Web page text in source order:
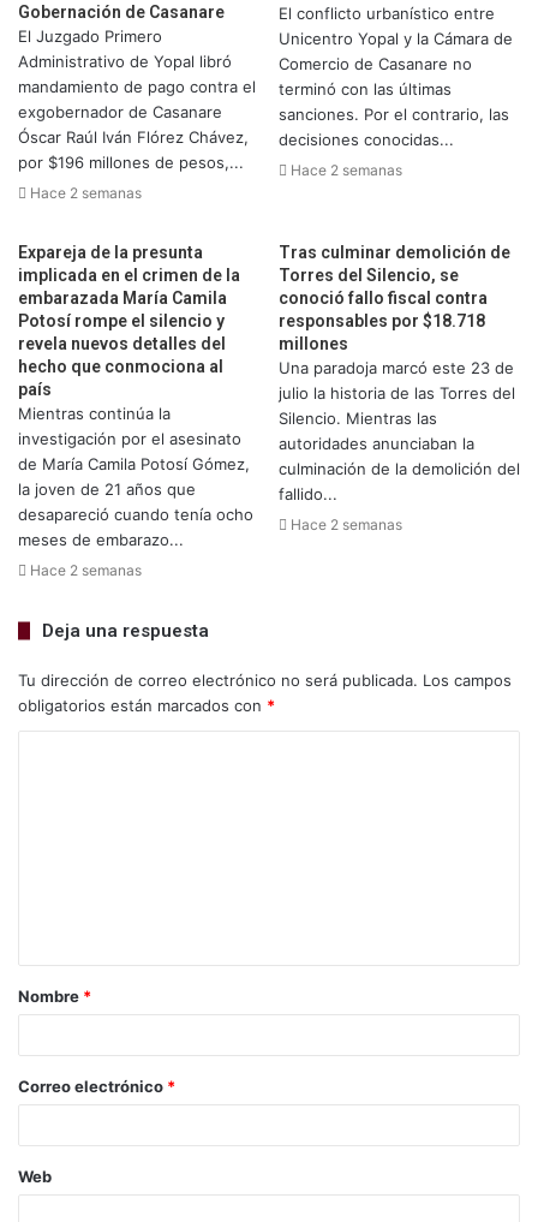
Gobernación de Casanare
El Juzgado Primero
Administrativo de Yopal libró
mandamiento de pago contra el
exgobernador de Casanare
Óscar Raúl Iván Flórez Chávez,
por $196 millones de pesos,...
Hace 2 semanas
El conflicto urbanístico entre
Unicentro Yopal y la Cámara de
Comercio de Casanare no
terminó con las últimas
sanciones. Por el contrario, las
decisiones conocidas...
Hace 2 semanas
Expareja de la presunta
implicada en el crimen de la
embarazada María Camila
Potosí rompe el silencio y
revela nuevos detalles del
hecho que conmociona al
país
Mientras continúa la
investigación por el asesinato
de María Camila Potosí Gómez,
la joven de 21 años que
desapareció cuando tenía ocho
meses de embarazo...
Hace 2 semanas
Tras culminar demolición de
Torres del Silencio, se
conoció fallo fiscal contra
responsables por $18.718
millones
Una paradoja marcó este 23 de
julio la historia de las Torres del
Silencio. Mientras las
autoridades anunciaban la
culminación de la demolición del
fallido...
Hace 2 semanas
Deja una respuesta
Tu dirección de correo electrónico no será publicada. Los campos
obligatorios están marcados con *
Nombre *
Correo electrónico *
Web